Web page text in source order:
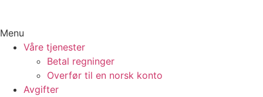
Menu
Våre tjenester
Betal regninger
Overfør til en norsk konto
Avgifter